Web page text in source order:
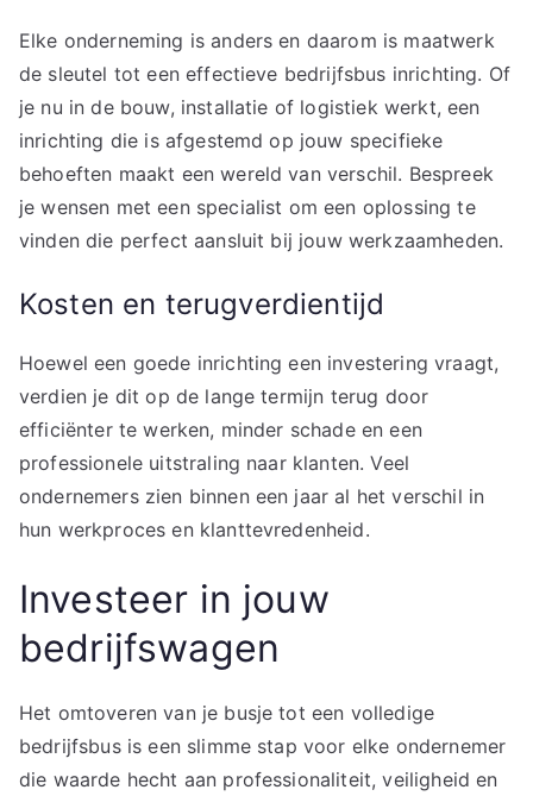
Elke onderneming is anders en daarom is maatwerk
de sleutel tot een effectieve bedrijfsbus inrichting. Of
je nu in de bouw, installatie of logistiek werkt, een
inrichting die is afgestemd op jouw specifieke
behoeften maakt een wereld van verschil. Bespreek
je wensen met een specialist om een oplossing te
vinden die perfect aansluit bij jouw werkzaamheden.
Kosten en terugverdientijd
Hoewel een goede inrichting een investering vraagt,
verdien je dit op de lange termijn terug door
efficiënter te werken, minder schade en een
professionele uitstraling naar klanten. Veel
ondernemers zien binnen een jaar al het verschil in
hun werkproces en klanttevredenheid.
Investeer in jouw
bedrijfswagen
Het omtoveren van je busje tot een volledige
bedrijfsbus is een slimme stap voor elke ondernemer
die waarde hecht aan professionaliteit, veiligheid en